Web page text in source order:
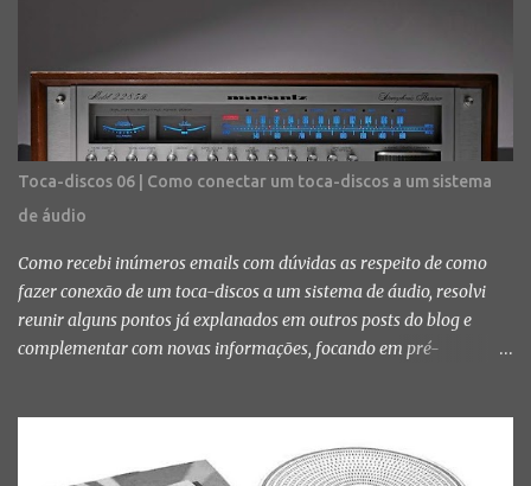
agudo e/ou grave e até misturado em algumas partes do vinil.
Quando você começa a notar esses erros de sonoridade é bem
provável que, salvo algumas exceções, sua agulha é chegando ao
final da vida útil. Fotos: Diego Kloss Quando isso acontecer...
prepare o bolso. As agulhas originais não costumam ser baratas e
nem fáceis de achar e, muitas vezes, você acaba tendo que optar
por agulha de reposição, que é maias barata e mais fácil de ...
Toca-discos 06 | Como conectar um toca-discos a um sistema
de áudio
Como recebi inúmeros emails com dúvidas as respeito de como
fazer conexão de um toca-discos a um sistema de áudio, resolvi
reunir alguns pontos já explanados em outros posts do blog e
complementar com novas informações, focando em pré-
disso, exige bastante conhecimento principalmente sobre os